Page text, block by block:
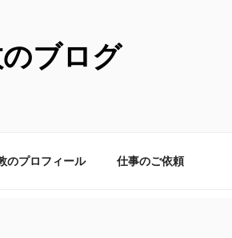
ブログ
のプロフィール 仕事のご依頼